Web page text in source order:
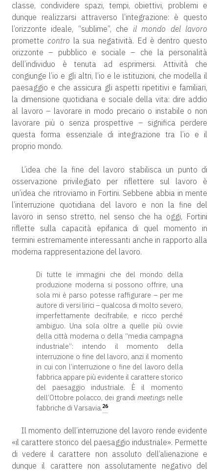
classe, condividere spazi, tempi, obiettivi, problemi e
dunque realizzarsi attraverso l’integrazione: è questo
l’orizzonte ideale, “sublime”, che il mondo del lavoro
promette contro la sua negatività. Ed è dentro questo
orizzonte – pubblico e sociale – che la personalità
dell’individuo è tenuta ad esprimersi. Attività che
congiunge l’io e gli altri, l’io e le istituzioni, che modella il
paesaggio e che assicura gli aspetti ripetitivi e familiari,
la dimensione quotidiana e sociale della vita: dire addio
al lavoro – lavorare in modo precario o instabile o non
lavorare più o senza prospettive – significa perdere
questa forma essenziale di integrazione tra l’io e il
proprio mondo.
L’idea che la fine del lavoro stabilisca un punto di
osservazione privilegiato per riflettere sul lavoro è
un’idea che ritroviamo in Fortini. Sebbene abbia in mente
l’interruzione quotidiana del lavoro e non la fine del
lavoro in senso stretto, nel senso che ha oggi, Fortini
riflette sulla capacità epifanica di quel momento in
termini estremamente interessanti anche in rapporto alla
moderna rappresentazione del lavoro.
Di tutte le immagini che del mondo della
produzione moderna si possono offrire, una
sola mi è parso potesse raffigurare – per me
autore di versi lirici – qualcosa di molto severo,
imperfettamente decifrabile, e ricco perché
ambiguo. Una sola oltre a quelle più ovvie
della città moderna o della “media campagna
industriale”: intendo il momento della
interruzione o fine del lavoro, anzi il momento
in cui con l’interruzione o fine del lavoro della
fabbrica appare più evidente il carattere storico
del paesaggio industriale. È il momento
dell’Ottobre polacco, dei grandi meetings nelle
fabbriche di Varsavia.26
Il momento dell’interruzione del lavoro rende evidente
«il carattere storico del paesaggio industriale». Permette
di vedere il carattere non assoluto dell’alienazione e
dunque il carattere non assolutamente negativo del